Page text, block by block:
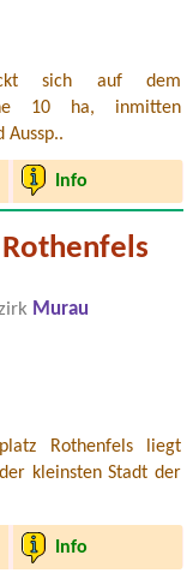
sich auf dem
10 ha, inmitten
Aussp..
Info
Murau
Rothenfels liegt
kleinsten Stadt der
Info